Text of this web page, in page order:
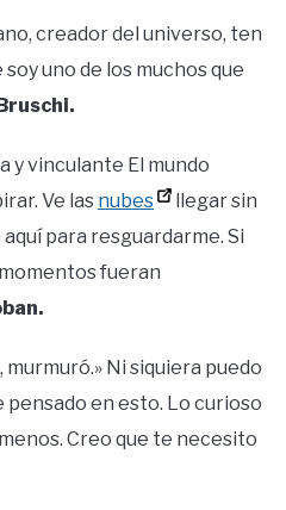
creador del universo, ten
uno de los muchos que
y vinculante El mundo
Ve las nubes
llegar sin
para resguardarme. Si
fueran
murmuró.» Ni siquiera puedo
en esto. Lo curioso
Creo que te necesito